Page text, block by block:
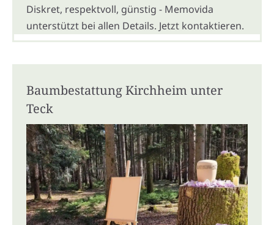
Diskret, respektvoll, günstig - Memovida
unterstützt bei allen Details. Jetzt kontaktieren.
Baumbestattung Kirchheim unter
Teck